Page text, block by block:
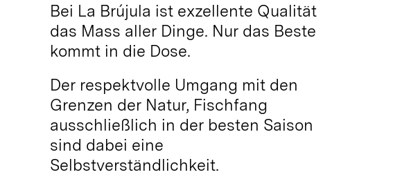
Bei La Brújula ist exzellente Qualität
das Mass aller Dinge. Nur das Beste
kommt in die Dose.
Der respektvolle Umgang mit den
Grenzen der Natur, Fischfang
ausschließlich in der besten Saison
sind dabei eine
Selbstverständlichkeit.